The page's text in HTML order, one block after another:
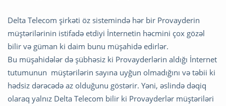
Delta Telecom şirkəti öz sistemində hər bir Provayderin
müştərilərinin istifadə etdiyi İnternetin həcmini çox gözəl
bilir və güman ki daim bunu müşahidə edirlər.
Bu müşahidələr də şübhəsiz ki Provayderlərin aldığı İnternet
tutumunun müştərilərin sayına uyğun olmadığını və təbii ki
hədsiz dərəcədə az olduğunu göstərir. Yəni, əslində dəqiq
olaraq yalnız Delta Telecom bilir ki Provayderlər müştəriləri